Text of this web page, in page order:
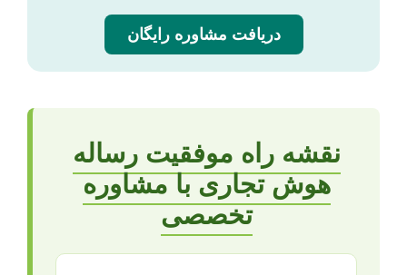
دریافت مشاوره رایگان
نقشه راه موفقیت رساله
هوش تجاری با مشاوره
تخصصی